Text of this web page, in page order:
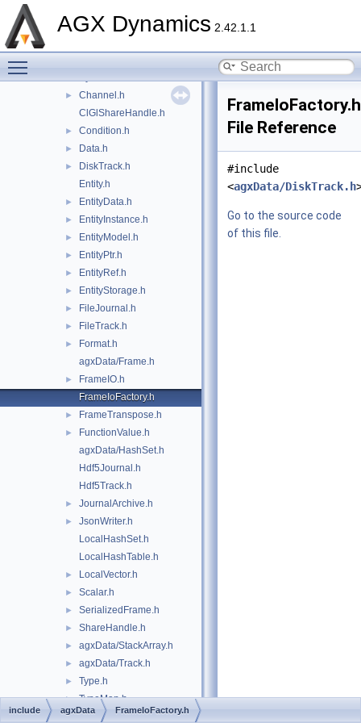
AGX Dynamics 2.42.1.1
► AttributePtr.h
►
Channel.h
ClGlShareHandle.h
► Condition.h
► Data.h
►
DiskTrack.h
Entity.h
► EntityData.h
► EntityInstance.h
► EntityModel.h
► EntityPtr.h
► EntityRef.h
► EntityStorage.h
► FileJournal.h
► FileTrack.h
►
Format.h
agxData/Frame.h
►
FrameIO.h
FrameIoFactory.h
► FrameTranspose.h
►
FunctionValue.h
agxData/HashSet.h
Hdf5Journal.h
Hdf5Track.h
► JournalArchive.h
►
JsonWriter.h
LocalHashSet.h
LocalHashTable.h
► LocalVector.h
► Scalar.h
► SerializedFrame.h
► ShareHandle.h
► agxData/StackArray.h
► agxData/Track.h
► Type.h
► TypeMap.h
► Value.h
FrameIoFactory.h
File Reference
#include
<agxData/DiskTrack.h
Go to the source code
of this file.
include agxData FrameIoFactory.h